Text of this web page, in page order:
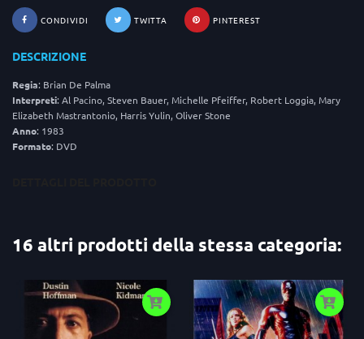
CONDIVIDI TWITTA PINTEREST
DESCRIZIONE
Regia: Brian De Palma
Interpreti: Al Pacino, Steven Bauer, Michelle Pfeiffer, Robert Loggia, Mary
Elizabeth Mastrantonio, Harris Yulin, Oliver Stone
Anno: 1983
Formato: DVD
16 altri prodotti della stessa categoria: